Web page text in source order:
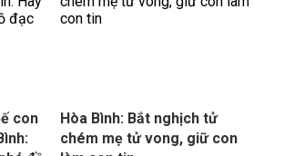
con
Hòa Bình: Bắt nghịch tử
chém mẹ tử vong, giữ con